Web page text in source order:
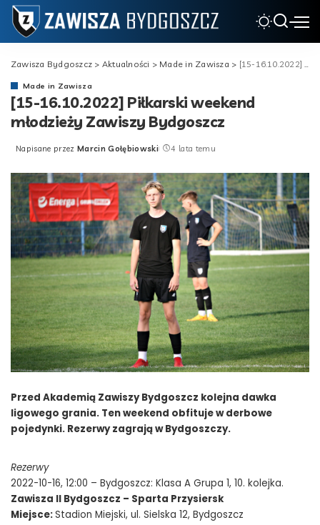
Zawisza Bydgoszcz > Aktualności > Made in Zawisza > [15-16.10.2022] Piłkarski weekend młodzieży Zawiszy Bydgoszcz
Made in Zawisza
[15-16.10.2022] Piłkarski weekend
młodzieży Zawiszy Bydgoszcz
Posted
Napisane przez Marcin Gołębiowski 4 lata temu
Przed Akademią Zawiszy Bydgoszcz kolejna dawka
ligowego grania. Ten weekend obfituje w derbowe
pojedynki. Rezerwy zagrają w Bydgoszczy.
Rezerwy
2022-10-16, 12:00 – Bydgoszcz: Klasa A Grupa 1, 10. kolejka.
Zawisza II Bydgoszcz – Sparta Przysiersk
Miejsce:Stadion Miejski, ul. Sielska 12, Bydgoszcz